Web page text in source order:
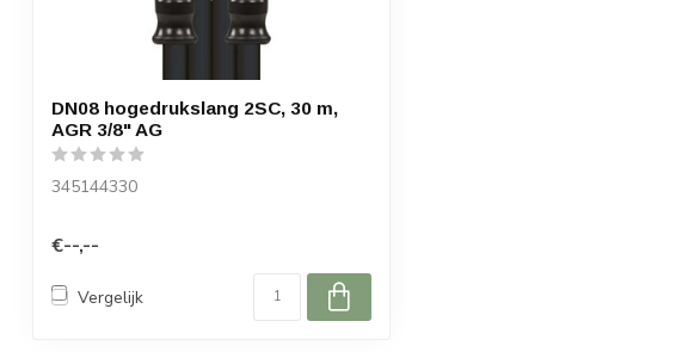
DN08 hogedrukslang 2SC, 30 m,
AGR 3/8" AG
345144330
€--,--
Vergelijk